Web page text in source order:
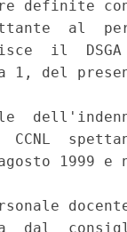
definite
al
il
del
1999
dal